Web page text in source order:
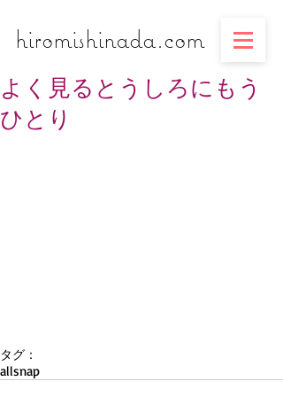
​​​​​​​hiromishinada.com
よく見るとうしろにもう
ひとり
タグ：
allsnap